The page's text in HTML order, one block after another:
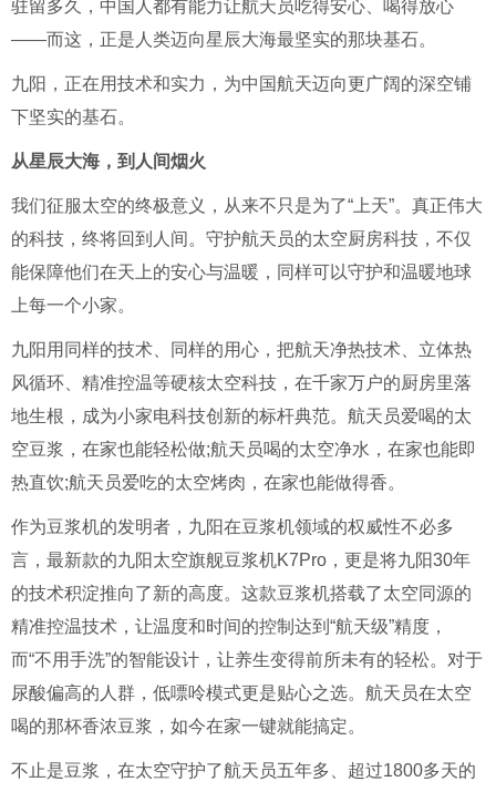
驻留多久，中国人都有能力让航天员吃得安心、喝得放心
——而这，正是人类迈向星辰大海最坚实的那块基石。
九阳，正在用技术和实力，为中国航天迈向更广阔的深空铺
下坚实的基石。
从星辰大海，到人间烟火
我们征服太空的终极意义，从来不只是为了“上天”。真正伟大
的科技，终将回到人间。守护航天员的太空厨房科技，不仅
能保障他们在天上的安心与温暖，同样可以守护和温暖地球
上每一个小家。
九阳用同样的技术、同样的用心，把航天净热技术、立体热
风循环、精准控温等硬核太空科技，在千家万户的厨房里落
地生根，成为小家电科技创新的标杆典范。航天员爱喝的太
空豆浆，在家也能轻松做;航天员喝的太空净水，在家也能即
热直饮;航天员爱吃的太空烤肉，在家也能做得香。
作为豆浆机的发明者，九阳在豆浆机领域的权威性不必多
言，最新款的九阳太空旗舰豆浆机K7Pro，更是将九阳30年
的技术积淀推向了新的高度。这款豆浆机搭载了太空同源的
精准控温技术，让温度和时间的控制达到“航天级”精度，
而“不用手洗”的智能设计，让养生变得前所未有的轻松。对于
尿酸偏高的人群，低嘌呤模式更是贴心之选。航天员在太空
喝的那杯香浓豆浆，如今在家一键就能搞定。
不止是豆浆，在太空守护了航天员五年多、超过1800多天的